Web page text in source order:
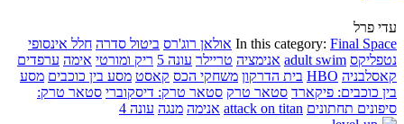
עדי פרל
In this category: Final Space אולאן רוג'רס ביטול סדרה חלל אינסופי
נטפליקס adult swim אנימציה טריילר עונה 5 ריק ומורטי אימה ערפדים
קאסלבניה HBO בית הדרקון משחקי הכס קאסט מסע בין כוכבים מסע
בין כוכבים: פיקארד סטאר טרק סטאר טרק: דיסקוברי סטאר טרק:
סיפונים תחתונים attack on titan אנימה מנגה עונה 4